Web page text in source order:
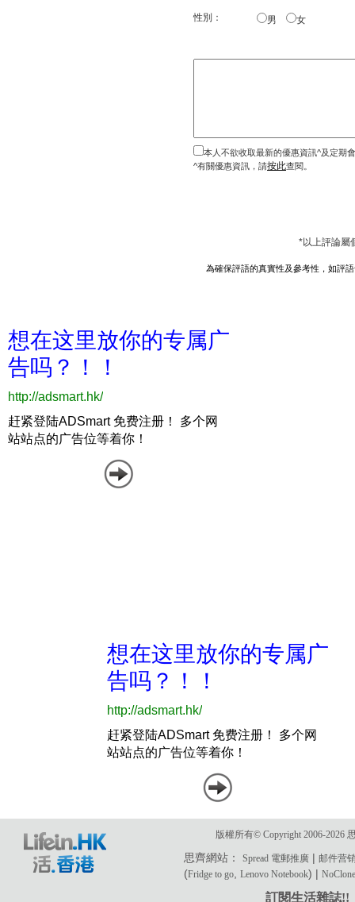
性別： 男 女
本人不欲收取最新的優惠資訊^及定期
^有關優惠資訊，請按此查閱。
*以上評論屬
為確保評語的真實性及參考性，如評
版權所有© Copyright 2006-2026
思齊網站：Spread 電郵推廣 |邮件营
(Fridge to go ,Lenovo Notebook) |